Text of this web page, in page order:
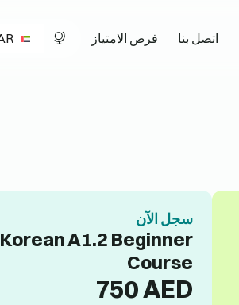
اتصل بنا فرص الامتياز AR
سجل الآن
Korean A1.2 Beginner
Course
750AED